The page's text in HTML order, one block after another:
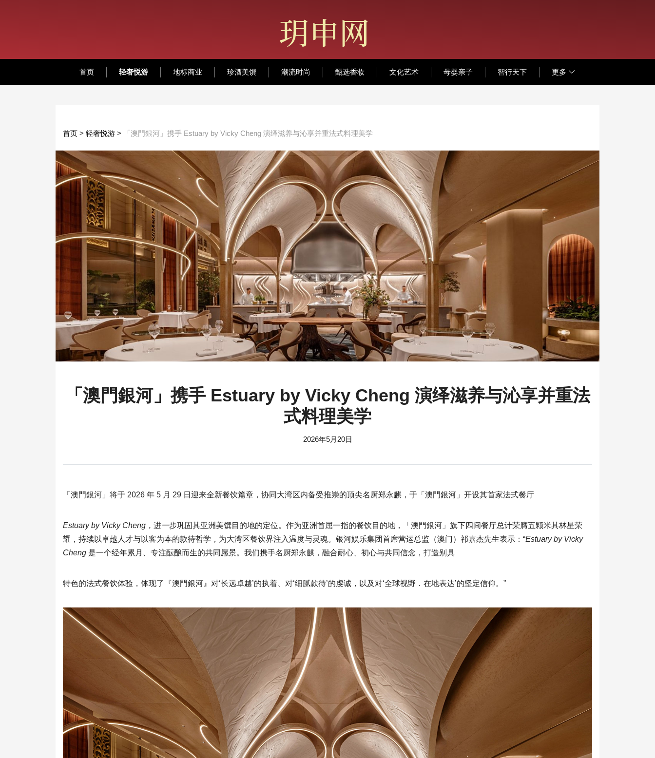
首页 轻奢悦游 地标商业 珍酒美馔 潮流时尚 甄选香妆 文化艺术 母婴亲子 智行天下 更多
首页 > 轻奢悦游 > 「澳門銀河」携手 Estuary by Vicky Cheng 演绎滋养与沁享并重法式料理美学
「澳門銀河」携手 Estuary by Vicky Cheng 演绎滋养与沁享并重法
式料理美学
2026年5月20日
「澳門銀河」将于 2026 年 5 月 29 日迎来全新餐饮篇章，协同大湾区内备受推崇的顶尖名厨郑永麒，于「澳門銀河」开设其首家法式餐厅
Estuary by Vicky Cheng ， 进一步巩固其亚洲美馔目的地的定位。作为亚洲首屈一指的餐饮目的地，「澳門銀河」旗下四间餐厅总计荣膺五颗米其林星荣
耀，持续以卓越人才与以客为本的款待哲学，为大湾区餐饮界注入温度与灵魂。银河娱乐集团首席营运总监（澳门）祁嘉杰先生表示：“Estuary by Vicky
Cheng 是一个经年累月、专注酝酿而生的共同愿景。我们携手名厨郑永麒，融合耐心、初心与共同信念，打造别具
特色的法式餐饮体验，体现了『澳門銀河』对‘长远卓越’的执着、对‘细腻款待’的虔诚，以及对‘全球视野．在地表达’的坚定信仰。”